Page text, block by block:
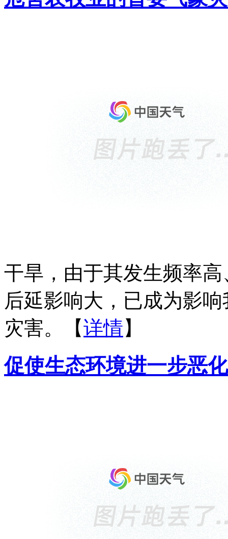
干旱，由于其发生频率
后延影响大，已成为影
灾害。【详情】
促使生态环境进一步恶化